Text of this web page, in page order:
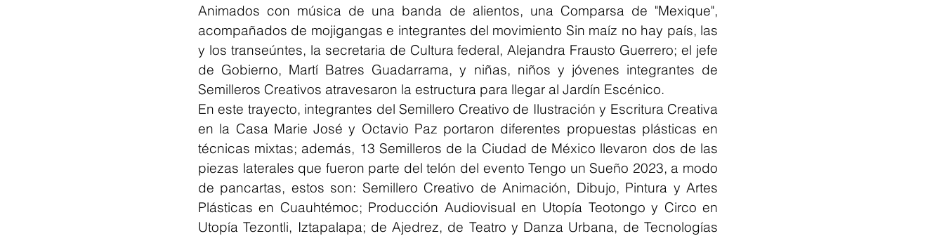
Animados con música de una banda de alientos, una Comparsa de "Mexique",
acompañados de mojigangas e integrantes del movimiento Sin maíz no hay país, las
y los transeúntes, la secretaria de Cultura federal, Alejandra Frausto Guerrero; el jefe
de Gobierno, Martí Batres Guadarrama, y niñas, niños y jóvenes integrantes de
Semilleros Creativos atravesaron la estructura para llegar al Jardín Escénico.
En este trayecto, integrantes del Semillero Creativo de Ilustración y Escritura Creativa
en la Casa Marie José y Octavio Paz portaron diferentes propuestas plásticas en
técnicas mixtas; además, 13 Semilleros de la Ciudad de México llevaron dos de las
piezas laterales que fueron parte del telón del evento Tengo un Sueño 2023, a modo
de pancartas, estos son: Semillero Creativo de Animación, Dibujo, Pintura y Artes
Plásticas en Cuauhtémoc; Producción Audiovisual en Utopía Teotongo y Circo en
Utopía Tezontli, Iztapalapa; de Ajedrez, de Teatro y Danza Urbana, de Tecnologías